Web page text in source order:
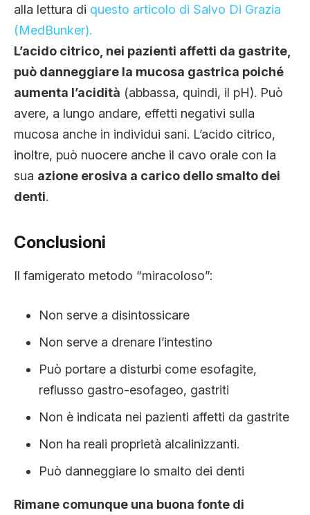
alla lettura di questo articolo di Salvo Di Grazia
(MedBunker).
L’acido citrico, nei pazienti affetti da gastrite,
può danneggiare la mucosa gastrica poiché
aumenta l’acidità (abbassa, quindi, il pH). Può
avere, a lungo andare, effetti negativi sulla
mucosa anche in individui sani. L’acido citrico,
inoltre, può nuocere anche il cavo orale con la
sua azione erosiva a carico dello smalto dei
denti.
Conclusioni
Il famigerato metodo “miracoloso”:
Non serve a disintossicare
Non serve a drenare l’intestino
Può portare a disturbi come esofagite,
reflusso gastro-esofageo, gastriti
Non è indicata nei pazienti affetti da gastrite
Non ha reali proprietà alcalinizzanti.
Può danneggiare lo smalto dei denti
Rimane comunque una buona fonte di